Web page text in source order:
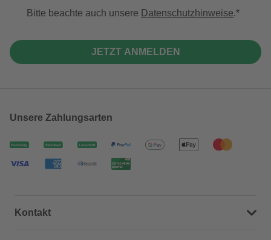
Bitte beachte auch unsere Datenschutzhinweise.
JETZT ANMELDEN
Unsere Zahlungsarten
Kontakt